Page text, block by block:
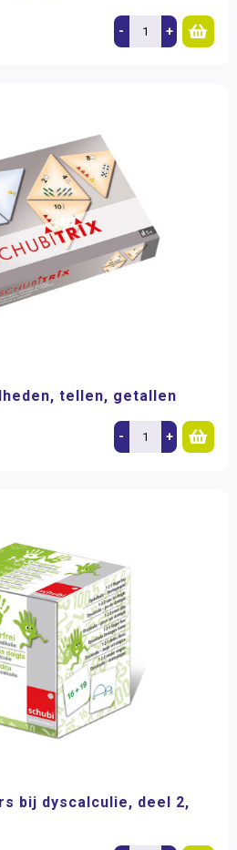
- +
tellen, getallen
- +
bij dyscalculie, deel 2,